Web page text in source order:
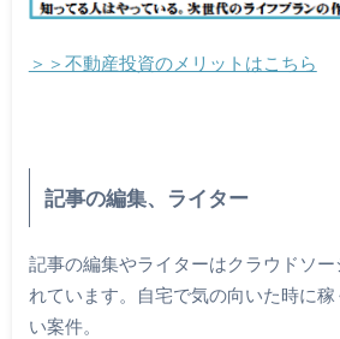
＞＞不動産投資のメリットはこちら
記事の編集、ライター
記事の編集やライターはクラウドソー
れています。自宅で気の向いた時に
い案件。